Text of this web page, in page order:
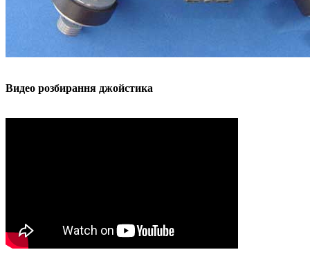
Видео розбирання джойстика